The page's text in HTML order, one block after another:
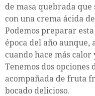
de masa quebrada que
con una crema ácida
Podemos preparar
época del año
cuando hace más
Tenemos dos opciones
acompañada de fruta
bocado delicioso.